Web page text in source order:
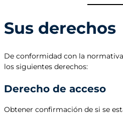
Sus derechos
De conformidad con la
los siguientes derechos:
Derecho de acceso
Obtener confirmación de si se